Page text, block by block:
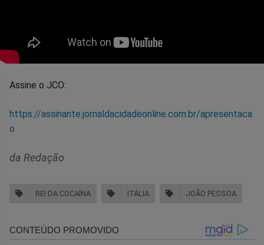
Assine o JCO:
https://assinante.jornaldacidadeonline.com.br/apresentaca
o
da Redação
REI DA COCAÍNA ITÁLIA JOÃO PESSOA